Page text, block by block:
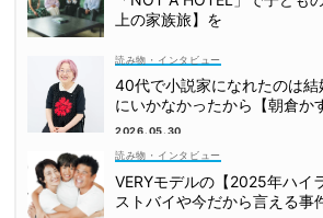
上の家族旅】を
読み物・インタビュー
40代で小説家になれたのは結
にいかなかったから【朝倉か
2026.05.30
読み物・インタビュー
VERYモデルの【2025年ハイ
ストバイや今だから言える事